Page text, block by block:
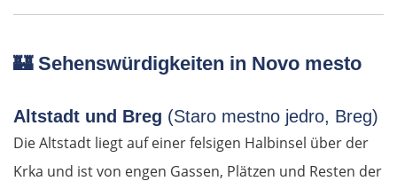
🏰Sehenswürdigkeiten in Novo mesto
Altstadt und Breg (Staro mestno jedro, Breg)
Die Altstadt liegt auf einer felsigen Halbinsel über der
Krka und ist von engen Gassen, Plätzen und Resten der